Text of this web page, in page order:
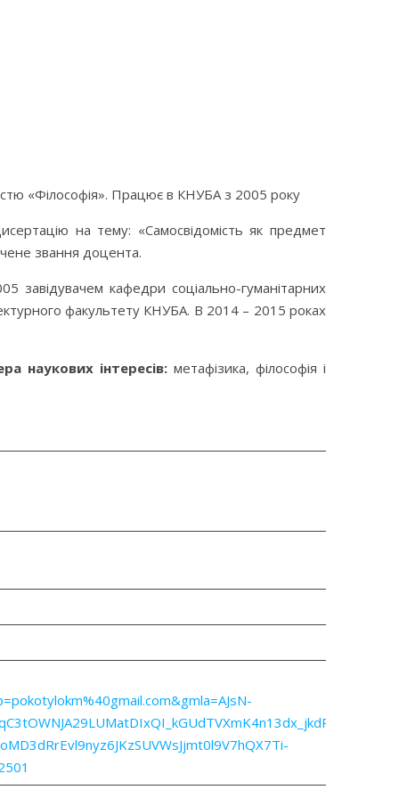
«Філософія». Працює в КНУБА з 2005 року
на тему: «Самосвідомість як предмет
звання доцента.
кафедри соціально-гуманітарних
факультету КНУБА. В 2014 – 2015 роках
наукових інтересів: метафізика, філософія і